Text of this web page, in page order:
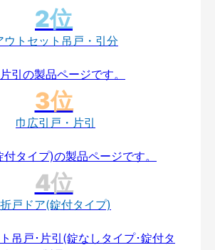
ウトセット吊戸・引分
巾広引戸・片引
折戸ドア(錠付タイプ)